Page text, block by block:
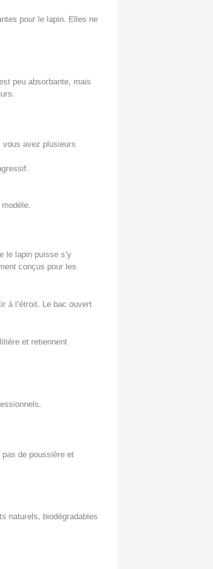
pour le lapin. Elles ne
peu absorbante, mais
vous avez plusieurs
le lapin puisse s’y
conçus pour les
à l’étroit. Le bac ouvert
et retiennent
de poussière et
naturels, biodégradables